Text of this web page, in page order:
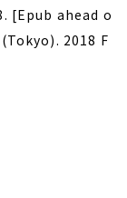
[Epub ahead o
2018 F